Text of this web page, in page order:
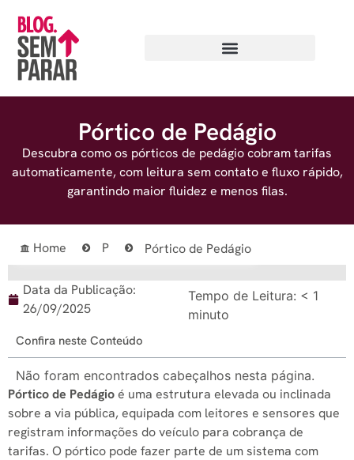
Pórtico de Pedágio
Descubra como os pórticos de pedágio cobram tarifas
automaticamente, com leitura sem contato e fluxo rápido,
garantindo maior fluidez e menos filas.
Home P Pórtico de Pedágio
Data da Publicação:
26/09/2025
Tempo de Leitura: < 1
minuto
Confira neste Conteúdo
Não foram encontrados cabeçalhos nesta página.
Pórtico de Pedágioé uma estrutura elevada ou inclinada
sobre a via pública, equipada com leitores e sensores que
registram informações do veículo para cobrança de
tarifas. O pórtico pode fazer parte de um sistema com